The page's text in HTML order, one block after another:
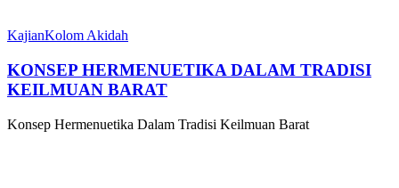
KajianKolom Akidah
KONSEP HERMENUETIKA DALAM TRADISI
KEILMUAN BARAT
Konsep Hermenuetika Dalam Tradisi Keilmuan Barat